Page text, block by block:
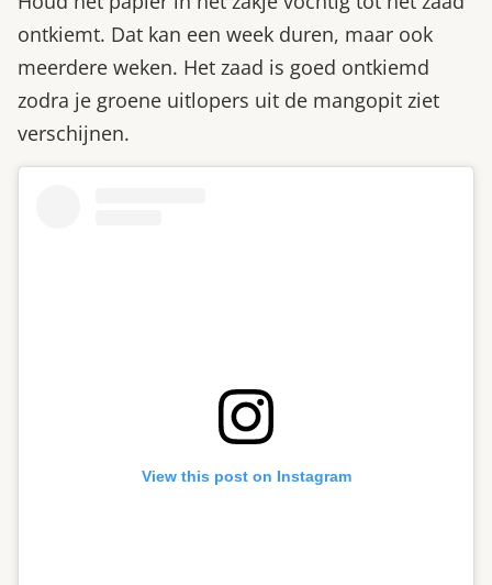
ontkiemt. Dat kan een week duren, maar ook
meerdere weken. Het zaad is goed ontkiemd
zodra je groene uitlopers uit de mangopit ziet
verschijnen.
View this post on Instagram